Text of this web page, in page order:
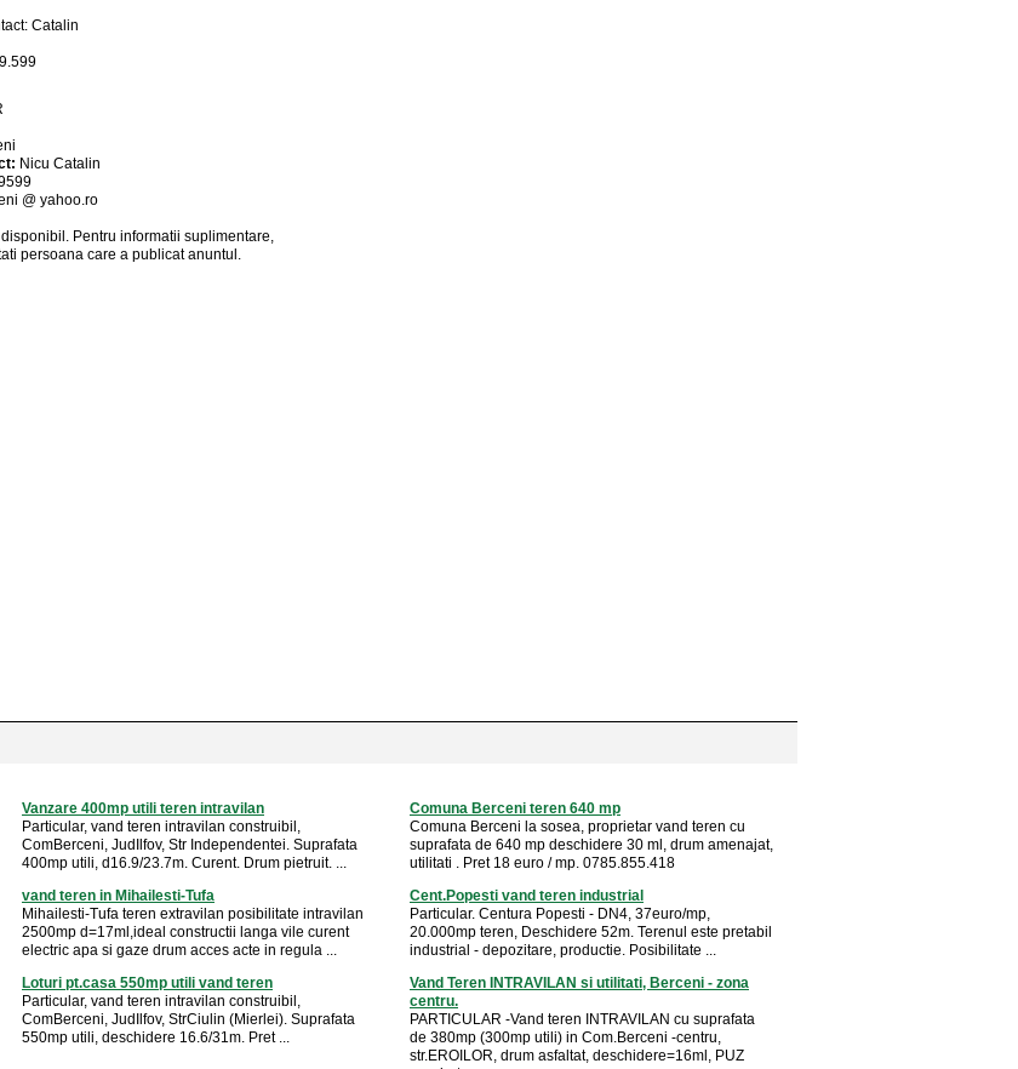
Catalin
Nicu Catalin
@ yahoo.ro
disponibil . Pentru informatii suplimentare,
persoana care a publicat anuntul.
Vanzare 400mp utili teren intravilan
Particular, vand teren intravilan construibil,
ComBerceni, JudIlfov, Str Independentei. Suprafata
400mp utili, d16.9/23.7m. Curent. Drum pietruit. ...
Comuna Berceni teren 640 mp
Comuna Berceni la sosea, proprietar vand teren cu
suprafata de 640 mp deschidere 30 ml, drum amenajat,
utilitati . Pret 18 euro / mp. 0785.855.418
vand teren in Mihailesti-Tufa
Mihailesti-Tufa teren extravilan posibilitate intravilan
2500mp d=17ml,ideal constructii langa vile curent
electric apa si gaze drum acces acte in regula ...
Cent.Popesti vand teren industrial
Particular. Centura Popesti - DN4, 37euro/mp,
20.000mp teren, Deschidere 52m. Terenul este pretabil
industrial - depozitare, productie. Posibilitate ...
Loturi pt.casa 550mp utili vand teren
Particular, vand teren intravilan construibil,
ComBerceni, JudIlfov, StrCiulin (Mierlei). Suprafata
550mp utili, deschidere 16.6/31m. Pret ...
Vand Teren INTRAVILAN si utilitati, Berceni - zona
centru.
PARTICULAR -Vand teren INTRAVILAN cu suprafata
de 380mp (300mp utili) in Com.Berceni -centru,
str.EROILOR, drum asfaltat, deschidere=16ml, PUZ